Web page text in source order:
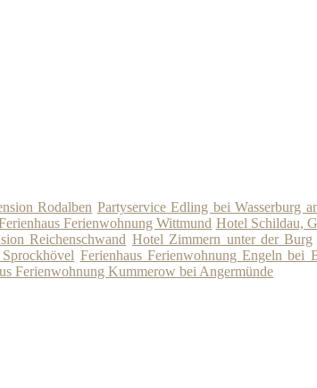
Rodalben Partyservice Edling bei Wasserburg
Ferienwohnung Wittmund Hotel Schildau,
Reichenschwand Hotel Zimmern unter der Burg
Ferienhaus Ferienwohnung Engeln bei
Ferienwohnung Kummerow bei Angermünde